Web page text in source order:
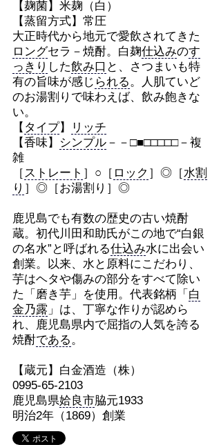
【麹菌】米麹（白）
【蒸留方式】常圧
大正時代から地元で愛飲されてきた
ロングセラ－焼酎。白麹仕込みのす
っきり した飲み口 と、さつまいも特
有の旨味が感じ られる。人肌ていど
のお湯割りで味わえば、飲み飽きな
い。
【 タイプ】
リッチ
【香味】
シンプル－－□■□□□□□－複
雑
［ストレート ］○［ ロック ］◎［水割
り ］◎［お湯割り］◎
鹿児島でも有数の歴史の古い焼酎
蔵。初代川田和助氏がこの地で“白銀
の名水”と呼ばれる仕込み水に出会い
創業。以来、水と原料にこだわり、
芋はヘタや傷みの部分をすべて除い
た「磨き芋」を使用。代表銘柄「 白
金乃露 」は、丁寧な作りが認めら
れ、鹿児島県内で屈指の人気を誇る
焼酎である。
【蔵元】白金酒造（株）
0995-65-2103
鹿児島県姶良市脇元1933
明治2年（1869）創業